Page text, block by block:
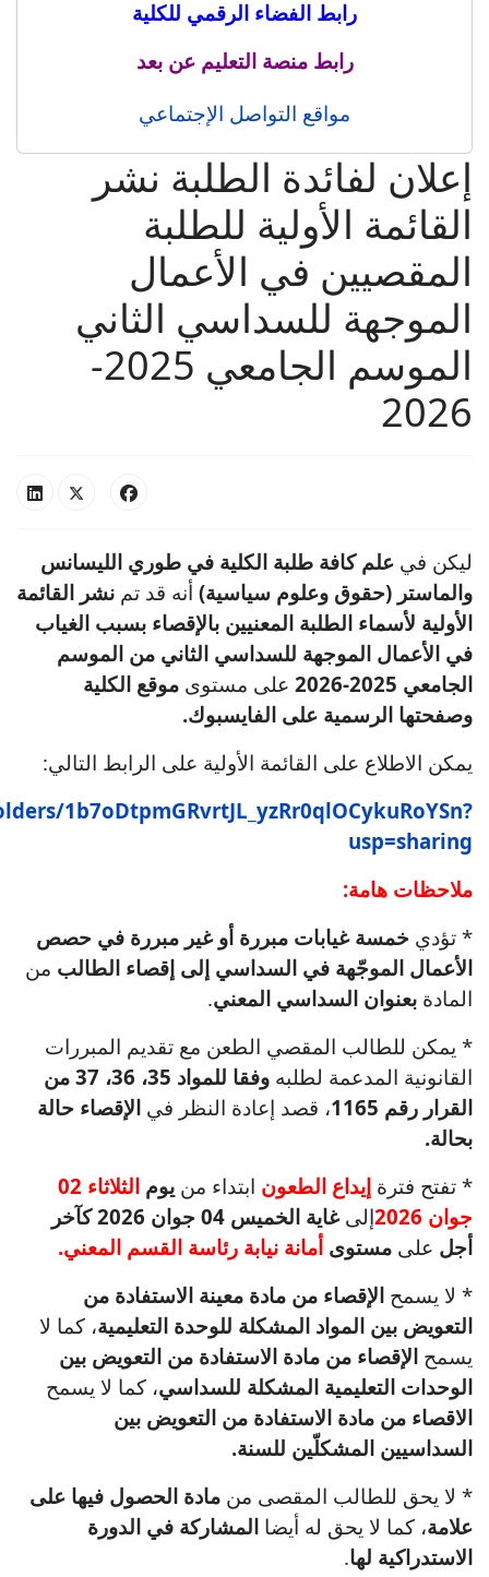
رابط الفضاء الرقمي للكلية
رابط منصة التعليم عن بعد
مواقع التواصل الإجتماعي
إعلان لفائدة الطلبة نشر
القائمة الأولية للطلبة
المقصيين في الأعمال
الموجهة للسداسي الثاني
الموسم الجامعي 2025-
2026
ليكن في علم كافة طلبة الكلية في طوري الليسانس
والماستر (حقوق وعلوم سياسية) أنه قد تم نشر القائمة
الأولية لأسماء الطلبة المعنيين بالإقصاء بسبب الغياب
في الأعمال الموجهة للسداسي الثاني من الموسم
الجامعي 2025-2026
على مستوى موقع الكلية
وصفحتها الرسمية على الفايسبوك.
يمكن الاطلاع على القائمة الأولية على الرابط التالي:
1b7oDtpmGRvrtJL_yzRr0qlOCykuRoYSn?
usp=sharing
ملاحظات هامة:
* تؤدي خمسة غيابات مبررة أو غير مبررة في حصص
الأعمال الموجّهة في السداسي إلى إقصاء الطالب من
المادة بعنوان السداسي المعني.
* يمكن للطالب المقصي الطعن مع تقديم المبررات
القانونية المدعمة لطلبه
وفقا للمواد 35، 36، 37 من
القرار رقم 1165
، قصد إعادة النظر في الإقصاء حالة
بحالة.
* تفتح فترة إيداع الطعون ابتداء من يوم
الثلاثاء 02
جوان 2026
إلى
غاية الخميس 04 جوان 2026 كآخر
أجل على مستوى أمانة نيابة رئاسة القسم المعني.
* لا يسمح الإقصاء من مادة معينة الاستفادة من
التعويض بين المواد المشكلة للوحدة التعليمية، كما لا
يسمح الإقصاء من مادة الاستفادة من التعويض بين
الوحدات التعليمية المشكلة للسداسي، كما لا يسمح
الاقصاء من مادة الاستفادة من التعويض بين
السداسيين المشكلّين للسنة.
* لا يحق للطالب المقصى من مادة الحصول فيها على
علامة، كما لا يحق له أيضا المشاركة في الدورة
الاستدراكية لها.